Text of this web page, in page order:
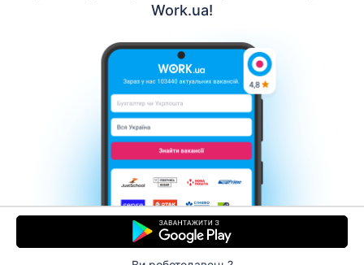
Work.ua!
Контакти Про нас
Кар’єра
Допомога Умови використання